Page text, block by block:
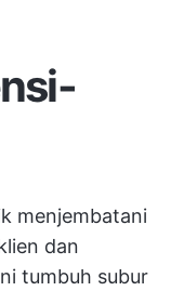
menjembatani
dan
tumbuh subur